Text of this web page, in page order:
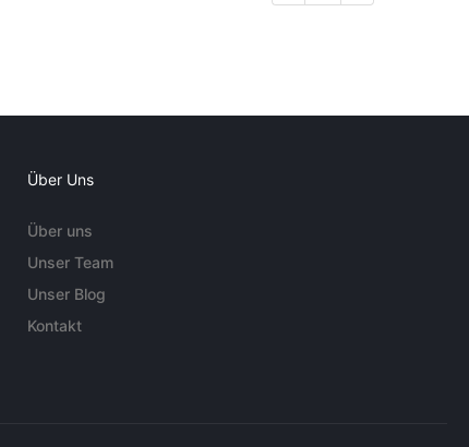
Über Uns
Über uns
Unser Team
Unser Blog
Kontakt